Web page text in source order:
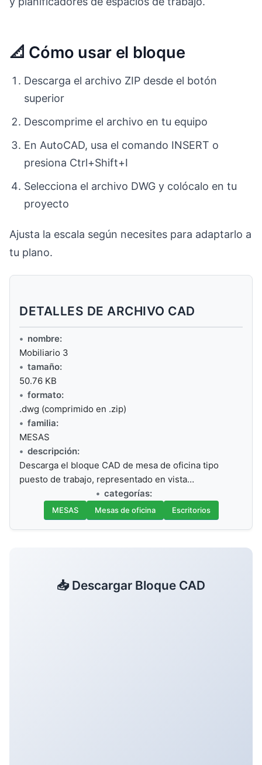
📐 Cómo usar el bloque
Descarga el archivo ZIP desde el botón
superior
Descomprime el archivo en tu equipo
En AutoCAD, usa el comando INSERT o
presiona Ctrl+Shift+I
Selecciona el archivo DWG y colócalo en tu
proyecto
Ajusta la escala según necesites para adaptarlo a
tu plano.
DETALLES DE ARCHIVO CAD
nombre:
Mobiliario 3
tamaño:
50.76 KB
formato:
.dwg (comprimido en .zip)
familia:
MESAS
descripción:
Descarga el bloque CAD de mesa de oficina tipo
puesto de trabajo, representado en vista…
categorías:
MESAS Mesas de oficina Escritorios
📥 Descargar Bloque CAD